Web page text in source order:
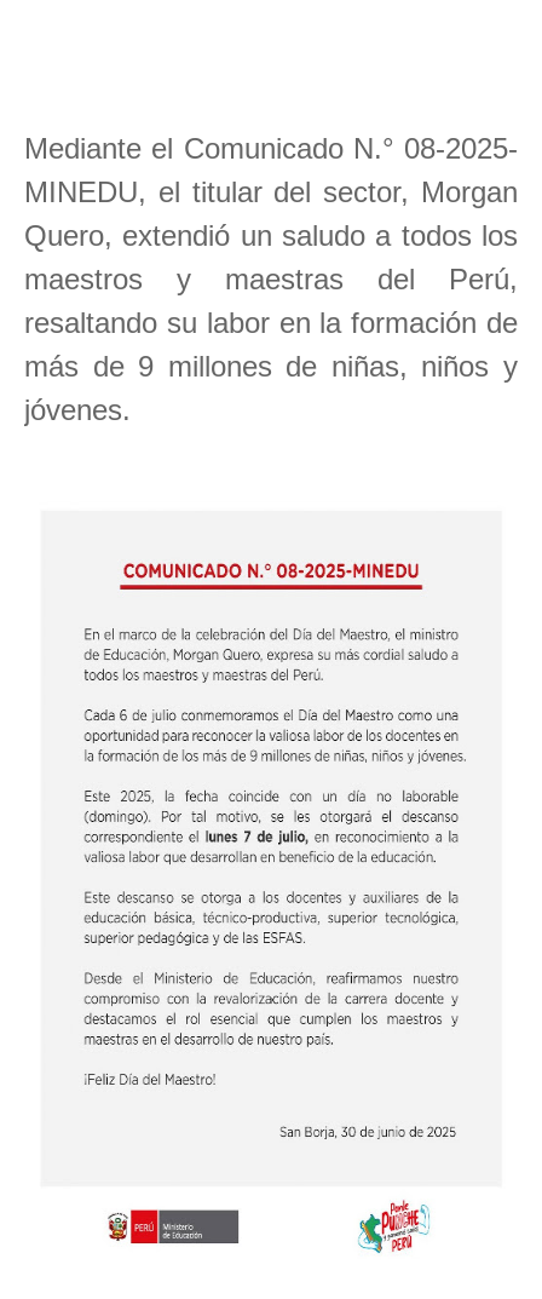
Mediante el Comunicado N.° 08-2025-
MINEDU, el titular del sector, Morgan
Quero, extendió un saludo a todos los
maestros y maestras del Perú,
resaltando su labor en la formación de
más de 9 millones de niñas, niños y
jóvenes.